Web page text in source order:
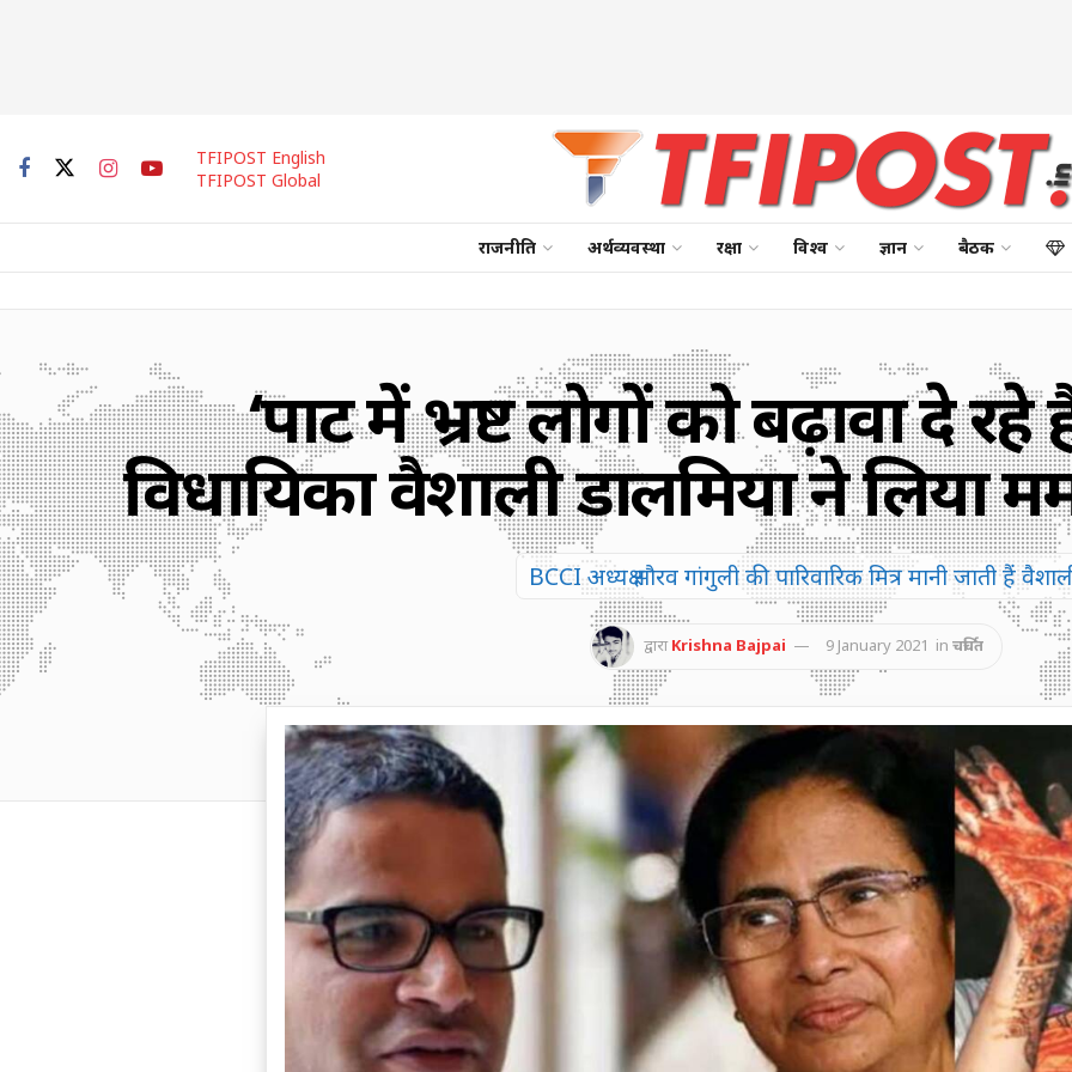
TFIPOST English
TFIPOST Global
राजनीति अर्थव्यवस्था रक्षा विश्व ज्ञान बैठक
‘पार्टी में भ्रष्ट लोगों को बढ़ावा दे
विधायिका वैशाली डालमिया ने लिया
BCCI अध्यक्ष सौरव गांगुली की पारिवारिक मित्र मानी जाती हैं
द्वारा Krishna Bajpai 9 January 2021 in चर्चित